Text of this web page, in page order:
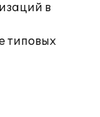
в
типовых